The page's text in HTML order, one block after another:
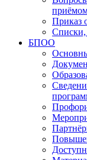
Приказ
Списки,
БПОО